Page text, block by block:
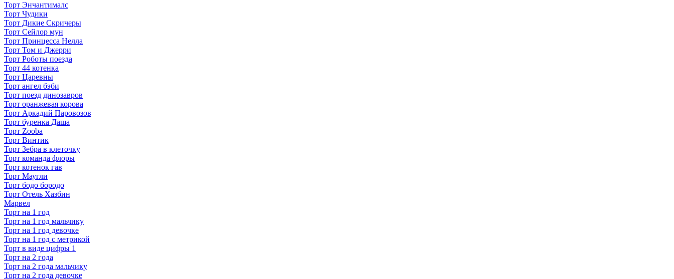
Торт Энчантималс
Торт Чудики
Торт Дикие Скричеры
Торт Сейлор мун
Торт Принцесса Нелла
Торт Том и Джерри
Торт Роботы поезда
Торт 44 котенка
Торт Царевны
Торт ангел бэби
Торт поезд динозавров
Торт оранжевая корова
Торт Аркадий Паровозов
Торт буренка Даша
Торт Zooba
Торт Винтик
Торт Зебра в клеточку
Торт команда флоры
Торт котенок гав
Торт Маугли
Торт бодо бородо
Торт Отель Хазбин
Марвел
Торт на 1 год
Торт на 1 год мальчику
Торт на 1 год девочке
Торт на 1 год с метрикой
Торт в виде цифры 1
Торт на 2 года
Торт на 2 года мальчику
Торт на 2 года девочке